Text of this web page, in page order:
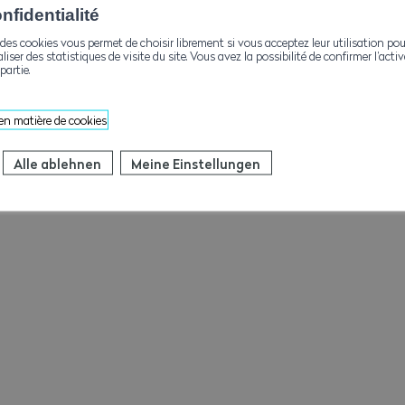
cookies vous permet de choisir librement si vous acceptez leur utilisation
des statistiques de visite du site. Vous avez la possibilité de confirmer
matière de cookies
Alle ablehnen Meine Einstellungen